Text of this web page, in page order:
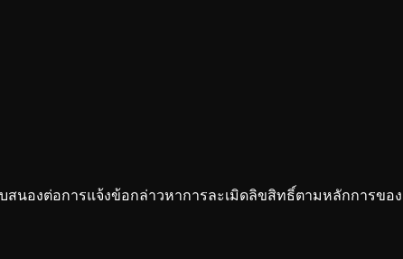
องต่อการแจ้งข้อกล่าวหาการละเมิดลิขสิทธิ์ตามหลักการขอ